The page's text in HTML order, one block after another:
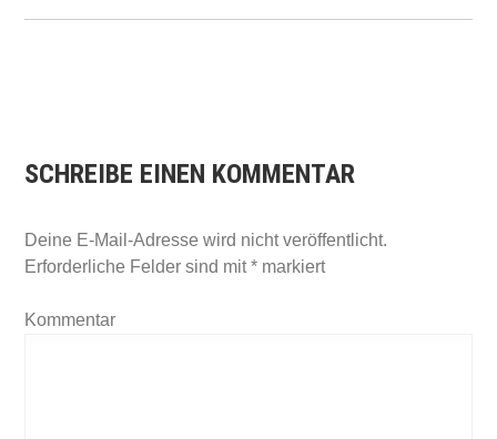
SCHREIBE EINEN KOMMENTAR
Deine E-Mail-Adresse wird nicht veröffentlicht.
Erforderliche Felder sind mit* markiert
Kommentar